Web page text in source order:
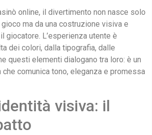
online, il divertimento non nasce solo
ma da una costruzione visiva e
giocatore. L’esperienza utente è
dei colori, dalla tipografia, dalle
questi elementi dialogano tra loro: è un
comunica tono, eleganza e promessa
visiva: il